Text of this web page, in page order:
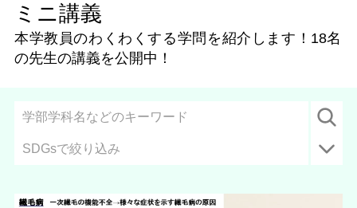
ミニ講義
本学教員のわくわくする学問を紹介します！ 18名
の先生の講義を公開中！
SDGsで絞り込み